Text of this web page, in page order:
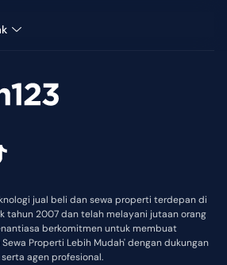
jual beli dan sewa properti terdepan di
tahun 2007 dan telah melayani jutaan orang
berkomitmen untuk membuat
Properti Lebih Mudah' dengan dukungan
agen profesional.